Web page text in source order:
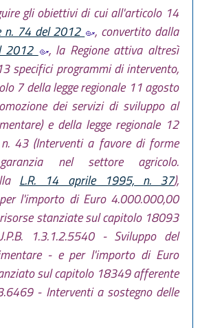
gli obiettivi di cui all'articolo 14
n. 74 del 2012
, convertito dalla
2012
, la Regione attiva altresì
specifici programmi di intervento,
7 della legge regionale 11 agosto
dei servizi di sviluppo al
e della legge regionale 12
43 (Interventi a favore di forme
nel settore agricolo.
L.R. 14 aprile 1995, n. 37),
l'importo di Euro 4.000.000,00
stanziate sul capitolo 18093
1.3.1.2.5540 - Sviluppo del
- e per l'importo di Euro
sul capitolo 18349 afferente
- Interventi a sostegno delle